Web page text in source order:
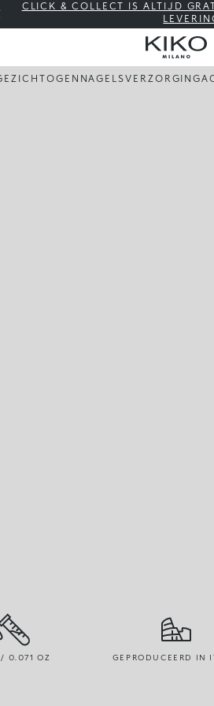
CLICK & COLLECT IS ALTIJD
OGEN NAGELSVERZORGING
/ 0.071 OZ GEPRODUCEERD IN